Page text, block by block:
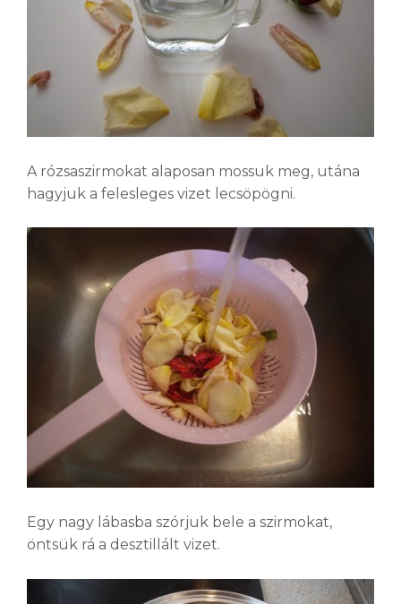
A rózsaszirmokat alaposan mossuk meg, utána
hagyjuk a felesleges vizet lecsöpögni.
Egy nagy lábasba szórjuk bele a szirmokat,
öntsük rá a desztillált vizet.